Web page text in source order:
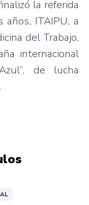
la referida
años, ITAIPU, a
del Trabajo,
internacional
de lucha